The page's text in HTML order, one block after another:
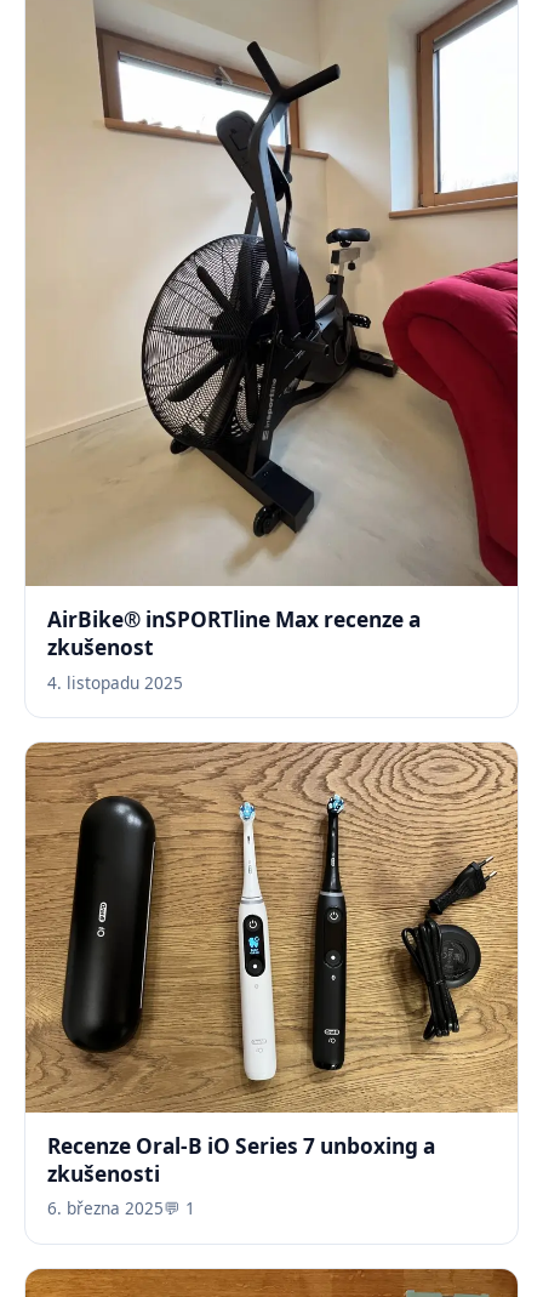
AirBike® inSPORTline Max recenze a
zkušenost
4. listopadu 2025
Recenze Oral-B iO Series 7 unboxing a
zkušenosti
6. března 2025💬 1